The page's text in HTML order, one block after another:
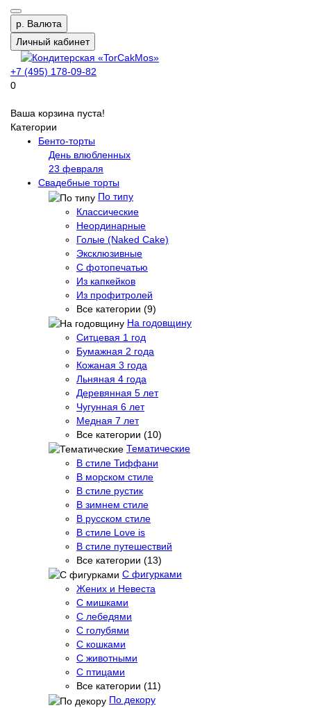
р. Валюта
Личный кабинет
+7 (495) 178-09-82
0
Ваша корзина пуста!
Категории
Бенто-торты
День влюбленных
23 февраля
Свадебные торты
По типу
Классические
Неординарные
Голые (Naked Cake)
Эксклюзивные
С фотопечатью
Из капкейков
Из профитролей
Все категории (9)
На годовщину
Ситцевая 1 год
Бумажная 2 года
Кожаная 3 года
Льняная 4 года
Деревянная 5 лет
Чугунная 6 лет
Медная 7 лет
Все категории (10)
Тематические
В стиле Тиффани
В морском стиле
В стиле рустик
В зимнем стиле
В русском стиле
В стиле Love is
В стиле путешествий
Все категории (13)
С фигурками
Жених и Невеста
С мишками
С лебедями
С голубями
С кошками
С животными
С птицами
Все категории (11)
По декору